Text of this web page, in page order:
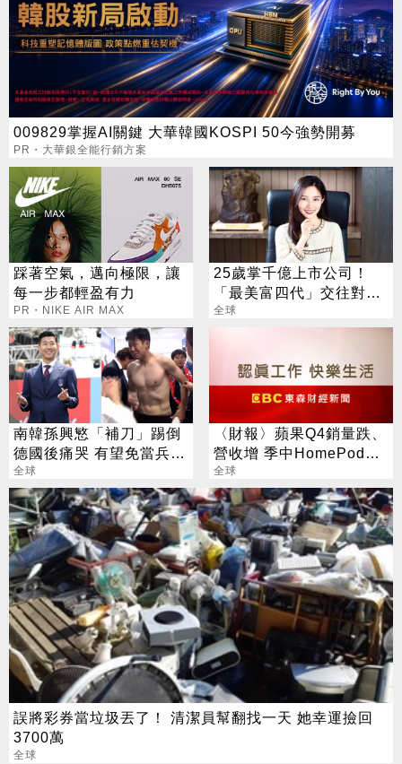
009829掌握AI關鍵 大華韓國KOSPI 50今強勢開募
PR・大華銀全能行銷方案
踩著空氣，邁向極限，讓
每一步都輕盈有力
PR・NIKE AIR MAX
25歲掌千億上市公司！
「最美富四代」交往對象
竟是他
全球
南韓孫興慜「補刀」踢倒
德國後痛哭 有望免當兵身
價翻倍？
全球
〈財報〉蘋果Q4銷量跌、
營收增 季中HomePod推
出有望拉升財測
全球
誤將彩券當垃圾丟了！ 清潔員幫翻找一天 她幸運撿回
3700萬
全球